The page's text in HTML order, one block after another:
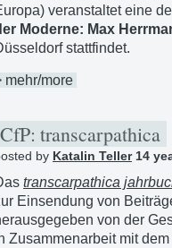
veranstaltet eine
Moderne: Max
stattfindet.
mehr/more
CfP: transcarpathica
by Katalin Teller14
transcarpathica
Einsendung von
von der
Zusammenarbeit mit